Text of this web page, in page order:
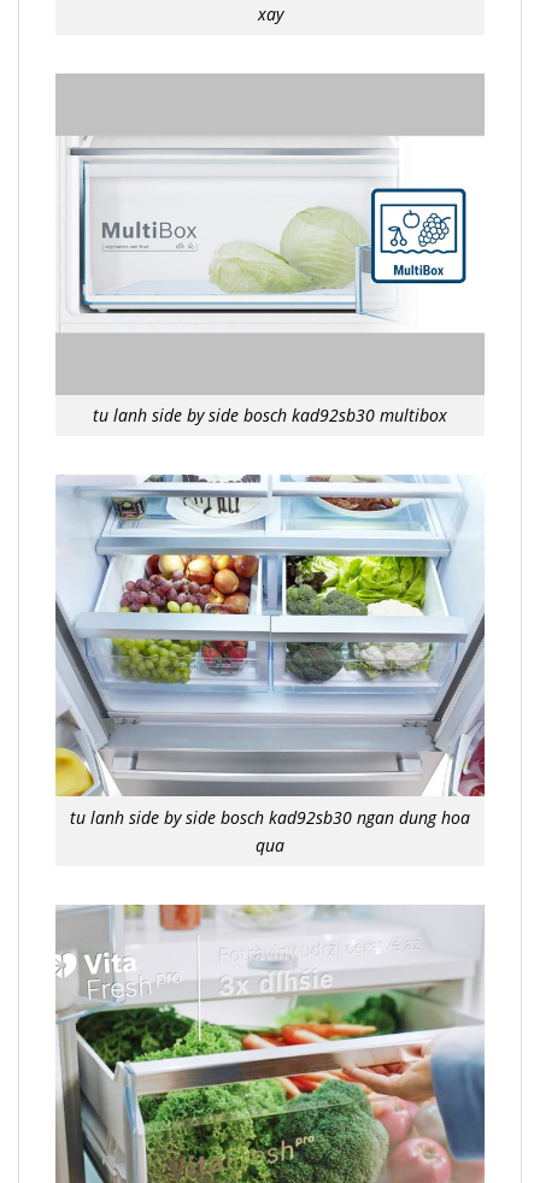
xay
tu lanh side by side bosch kad92sb30 multibox
tu lanh side by side bosch kad92sb30 ngan dung hoa
qua